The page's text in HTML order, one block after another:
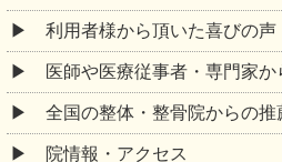
利用者様から頂いた喜びの声
医師や医療従事者・専門家か
全国の整体・整骨院からの推
院情報・アクセス